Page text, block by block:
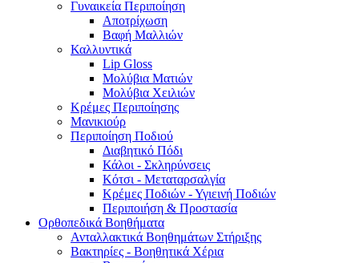
Γυναικεία Περιποίηση
Αποτρίχωση
Βαφή Μαλλιών
Καλλυντικά
Lip Gloss
Μολύβια Ματιών
Μολύβια Χειλιών
Κρέμες Περιποίησης
Μανικιούρ
Περιποίηση Ποδιού
Διαβητικό Πόδι
Κάλοι - Σκληρύνσεις
Κότσι - Μεταταρσαλγία
Κρέμες Ποδιών - Υγιεινή Ποδιών
Περιποιήση & Προστασία
Ορθοπεδικά Βοηθήματα
Ανταλλακτικά Βοηθημάτων Στήριξης
Βακτηρίες - Βοηθητικά Χέρια